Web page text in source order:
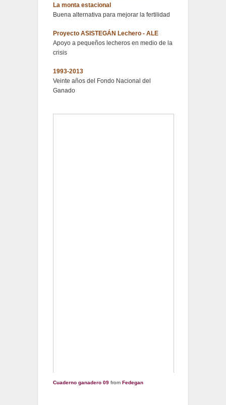
La monta estacional
Buena alternativa para mejorar la fertilidad
Proyecto ASISTEGÁN Lechero - ALE
Apoyo a pequeños lecheros en medio de la
crisis
1993-2013
Veinte años del Fondo Nacional del
Ganado
Cuaderno ganadero 09 from Fedegan